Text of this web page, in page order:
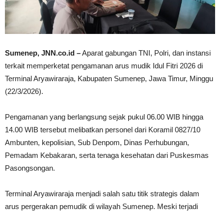
Sumenep, JNN.co.id –Aparat gabungan TNI, Polri, dan instansi
terkait memperketat pengamanan arus mudik Idul Fitri 2026 di
Terminal Aryawiraraja, Kabupaten Sumenep, Jawa Timur, Minggu
(22/3/2026).
Pengamanan yang berlangsung sejak pukul 06.00 WIB hingga
14.00 WIB tersebut melibatkan personel dari Koramil 0827/10
Ambunten, kepolisian, Sub Denpom, Dinas Perhubungan,
Pemadam Kebakaran, serta tenaga kesehatan dari Puskesmas
Pasongsongan.
Terminal Aryawiraraja menjadi salah satu titik strategis dalam
arus pergerakan pemudik di wilayah Sumenep. Meski terjadi